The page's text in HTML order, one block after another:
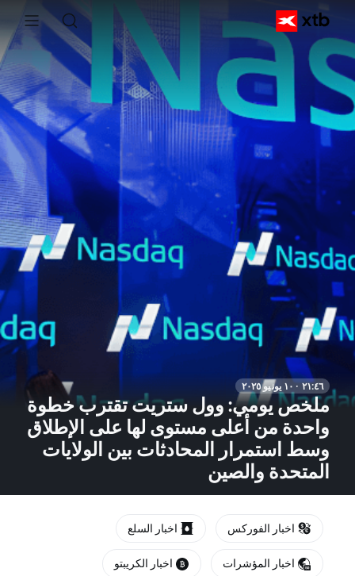
٢١:٤٦ · ١٠ يونيو ٢٠٢٥
ملخص يومي: وول ستريت تقترب خطوة
واحدة من أعلى مستوى لها على الإطلاق
وسط استمرار المحادثات بين الولايات
المتحدة والصين
اخبار الفوركس اخبار السلع
اخبار المؤشرات اخبار الكريبتو